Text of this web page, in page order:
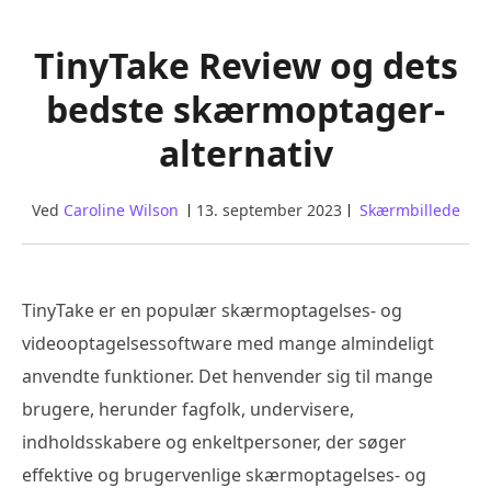
TinyTake Review og dets
bedste skærmoptager-
alternativ
Ved Caroline Wilson 13. september 2023 Skærmbillede
TinyTake er en populær skærmoptagelses- og
videooptagelsessoftware med mange almindeligt
anvendte funktioner. Det henvender sig til mange
brugere, herunder fagfolk, undervisere,
indholdsskabere og enkeltpersoner, der søger
effektive og brugervenlige skærmoptagelses- og